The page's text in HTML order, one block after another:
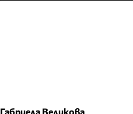
Габриела Великова